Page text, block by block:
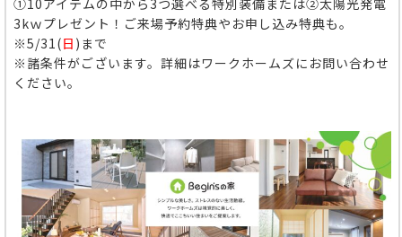
①10アイテムの中から3つ選べる特別装備または②太陽光発電
3kｗプレゼント！ご来場予約特典やお申し込み特典も。
※5/31(日 )まで
※諸条件がございます。詳細はワークホームズにお問い合わせ
ください。